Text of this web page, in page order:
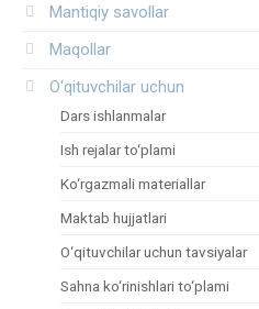
Mantiqiy savollar
Maqollar
O‘qituvchilar uchun
Dars ishlanmalar
Ish rejalar to‘plami
Ko‘rgazmali materiallar
Maktab hujjatlari
O‘qituvchilar uchun tavsiyalar
Sahna ko‘rinishlari to‘plami